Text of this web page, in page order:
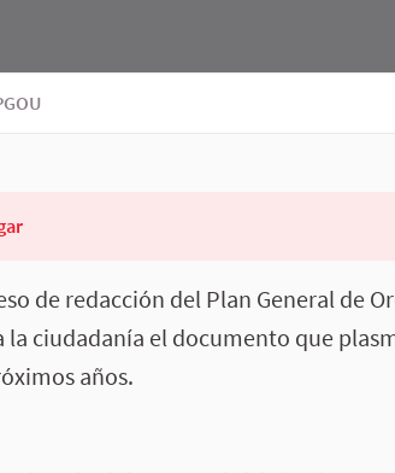
de redacción del Plan General de
la ciudadanía el documento que
años.